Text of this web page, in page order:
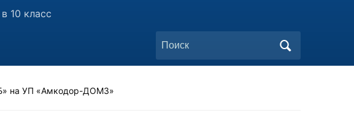
10 класс
Поиск
по:
на УП «Амкодор-ДОМЗ»